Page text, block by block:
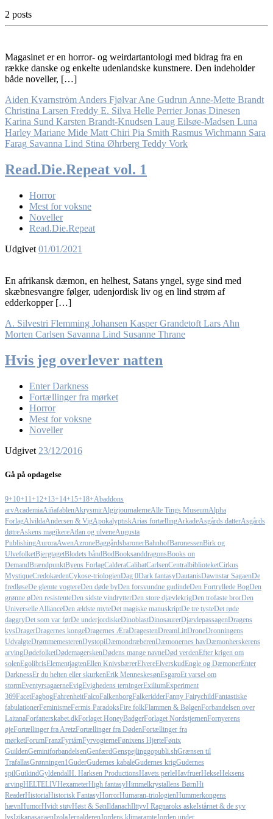
2 posts
Magasinet er en horror- og weirdartantologi med bidrag fra en
række danske og enkelte udenlandske kunstnere. Den indeholder
både noveller, […]
Aiden Kvarnström Anders Fjølvar Ane Gudrun Anne-Mette Brandt
Christina Larsen Freddy E. Silva Helle Perrier Jonas Dinesen
Karina Sund Karsten Brandt-Knudsen Laug Eilsøe-Madsen Luna
Harley Mariane Mide Matt Chiri Pia Smith Rasmus Wichmann Sara
Farag Savanna Lind Stina Øhrberg Teddy Vork
Read.Die.Repeat vol. 1
Horror
Mest for voksne
Noveller
Read.Die.Repeat
Udgivet 01/01/2021
En afrikansk dæmon, en helhest, Satans yngel, syge sind med
skæbnesvangre følger, udenjordisk liv og en lind strøm af
edderkopper […]
A. Silvestri Flemming Johansen Kasper Grandetoft Lars Ahn
Morten Carlsen Savanna Lind Susanne Thrane
Hvis jeg overlever natten
Enter Darkness
Fortællinger fra mørket
Horror
Mest for voksne
Noveller
Udgivet 23/12/2016
Gå på opdagelse
9+10+11+12+13+14+15+18+Abaddons
arvAcademiaAiñafablenAkrysmirAlgizjournalerneAlle Tings MuseumAlpha
ForlagAlvildaAndersen & VigApokalyptiskArias fortællingArkadeAsgårds datterAsgårds
døtreAskens magikereAtlan og ulveneAugusta
PublishingAuroraAwenAzroneBaggårdsbaronerBahnhofBaronessenBirk og
UlvefolketBjergtagetBlodets båndBodBooksanddragonsBooks on
DemandBrændpunktByens ForlagCalderaCalibatCarlsenCentralbiblioteketCirkus
MystiqueCredokædenCykose-triologienDag 0Dark fantasyDautanisDawnstar SagaenDe
fredløseDe glemte vogtereDen døde byDen forsvundne gudindeDen Fortryllede BogDen
grønne øDen resistenteDen sidste vindrytterDen store djævlekrigDen trofaste brorDen
Universelle AllianceDen ældste myteDet magiske manuskriptDe tre tysteDet røde
daggryDet som var førDe underjordiskeDinoblastDinosaurerDjævlepassagenDragens
kysDragerDragernes kongeDragernes ÆraDragestenDreamLittDroneDronningens
UdvalgteDrømmemesterenDystopiDæmondræberenDæmonernes havDæmonherskerens
arvingDødefolketDødemagerskenDødens mange navneDød verdenEfter krigen om
solenEgolibrisElementjagtenEllen KnivsbærerElvereElverskudEngle og DæmonerEnter
DarknessEr du helten eller skurkenErik MenneskesønEsgaroEt varsel om
stormEventyrsagaerneEvigEvighedens terningerExiliumExperiment
369FacetFagbogFahrenheitFalcoFalkenborgFalkeridderFanny FairychildFantastiske
fabulationerFeminismeFermis ParadoksFire folkFlammen & BølgenForbandelsen over
LaitanaForfatterskabet.dkForlaget HoneyBadgerForlaget NordstjernenFornyerens
øjeFortællinger fra AretzFortællinger fra DødenFortællinger fra
mørketForumFranzFyrtårnFyrvogterneFønixens HjerteFønix
GuildenGeminiforbandelsenGenfærdGenspejlinggopubli.shGrænsen til
TrafallasGrønningen1GuderGudernes kabaleGudernes krigGudernes
spilGutkindGyldendalH. Harksen ProductionsHavets perleHavfruerHekseHeksens
arvingHELTELIVHexameterHigh fantasyHimmelkrystallens BørnHi
ReaderHistoriaHistorisk FantasyHorrorHumaran-triologienHummerkongens
hævnHumorHvidt støvHøst & SønIldanachIlttyvI Ragnaroks askeIstårnet & de syv
lysIzikanasagaenIzolaJernalderenJordens klimaramteJorden under